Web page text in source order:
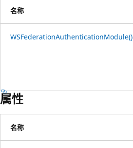
名称
WSFederationAuthenticationModule()
属性
名称